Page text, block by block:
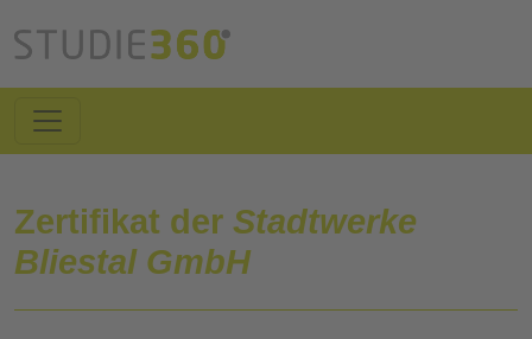
Zertifikat der Stadtwerke
Bliestal GmbH